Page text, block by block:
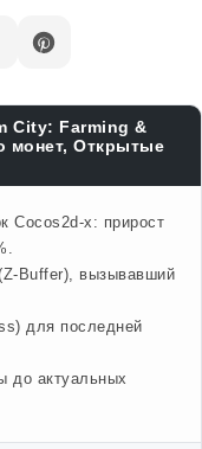
City: Farming &
Открытые
Cocos2d-x: прирост
Buffer), вызывавший
для последней
до актуальных